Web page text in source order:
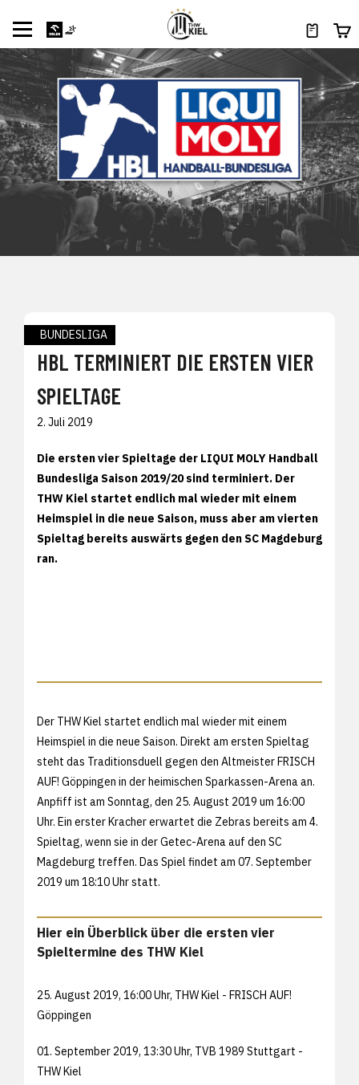
BUNDESLIGA
HBL TERMINIERT DIE ERSTEN VIER
SPIELTAGE
2. Juli 2019
Die ersten vier Spieltage der LIQUI MOLY Handball
Bundesliga Saison 2019/20 sind terminiert. Der
THW Kiel startet endlich mal wieder mit einem
Heimspiel in die neue Saison, muss aber am vierten
Spieltag bereits auswärts gegen den SC Magdeburg
ran.
Der THW Kiel startet endlich mal wieder mit einem
Heimspiel in die neue Saison. Direkt am ersten Spieltag
steht das Traditionsduell gegen den Altmeister FRISCH
AUF! Göppingen in der heimischen Sparkassen-Arena an.
Anpfiff ist am Sonntag, den 25. August 2019 um 16:00
Uhr. Ein erster Kracher erwartet die Zebras bereits am 4.
Spieltag, wenn sie in der Getec-Arena auf den SC
Magdeburg treffen. Das Spiel findet am 07. September
2019 um 18:10 Uhr statt.
Hier ein Überblick über die ersten vier
Spieltermine des THW Kiel
25. August 2019, 16:00 Uhr, THW Kiel - FRISCH AUF!
Göppingen
01. September 2019, 13:30 Uhr, TVB 1989 Stuttgart -
THW Kiel